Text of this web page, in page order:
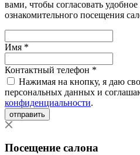
вами, чтобы согласовать
ознакомительного посещения
Имя *
Контактный телефон *
Нажимая на кнопку, я даю
персональных данных и
конфиденциальности.
отправить
Посещение салона